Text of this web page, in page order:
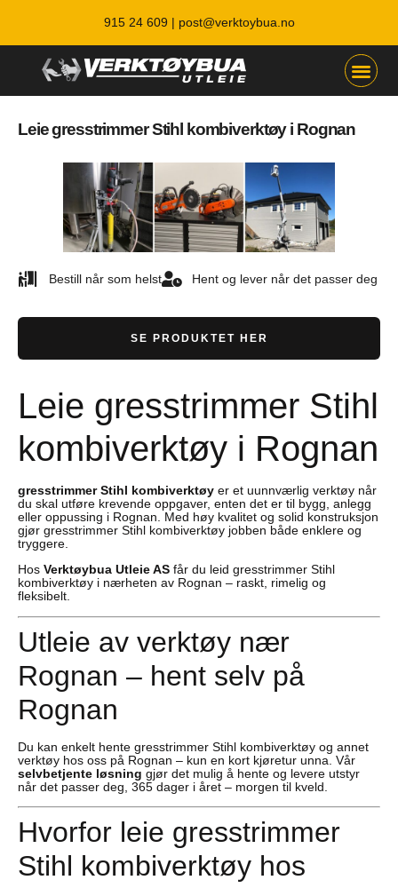
915 24 609 | post@verktoybua.no
Leie gresstrimmer Stihl kombiverktøy i Rognan
Bestill når som helst Hent og lever når det passer deg
SE PRODUKTET HER
Leie gresstrimmer Stihl
kombiverktøy i Rognan
gresstrimmer Stihl kombiverktøy er et uunnværlig verktøy når
du skal utføre krevende oppgaver, enten det er til bygg, anlegg
eller oppussing i Rognan. Med høy kvalitet og solid konstruksjon
gjør gresstrimmer Stihl kombiverktøy jobben både enklere og
tryggere.
Hos Verktøybua Utleie AS får du leid gresstrimmer Stihl
kombiverktøy i nærheten av Rognan – raskt, rimelig og
fleksibelt.
Utleie av verktøy nær
Rognan – hent selv på
Rognan
Du kan enkelt hente gresstrimmer Stihl kombiverktøy og annet
verktøy hos oss på Rognan – kun en kort kjøretur unna. Vår
selvbetjente løsning gjør det mulig å hente og levere utstyr
når det passer deg, 365 dager i året – morgen til kveld.
Hvorfor leie gresstrimmer
Stihl kombiverktøy hos